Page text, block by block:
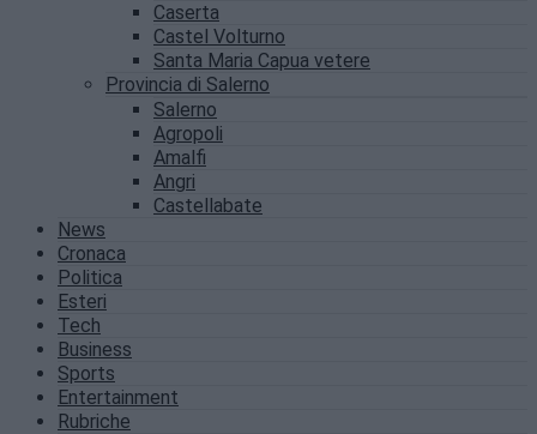
Caserta
Castel Volturno
Santa Maria Capua vetere
Provincia di Salerno
Salerno
Agropoli
Amalfi
Angri
Castellabate
News
Cronaca
Politica
Esteri
Tech
Business
Sports
Entertainment
Rubriche